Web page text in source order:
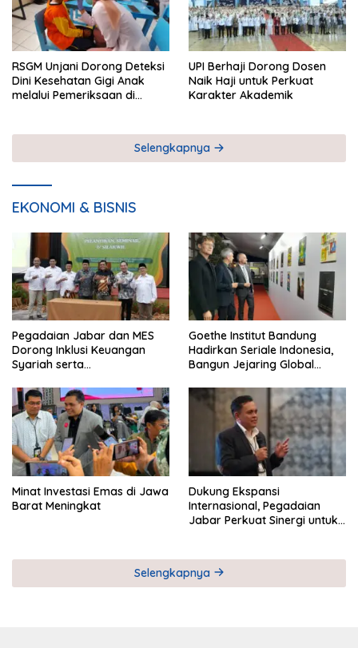
RSGM Unjani Dorong Deteksi
Dini Kesehatan Gigi Anak
melalui Pemeriksaan di
UPI Berhaji Dorong Dosen
Naik Haji untuk Perkuat
Karakter Akademik
Selengkapnya
EKONOMI & BISNIS
Pegadaian Jabar dan MES
Dorong Inklusi Keuangan
Syariah serta
Goethe Institut Bandung
Hadirkan Seriale Indonesia,
Bangun Jejaring Global
Minat Investasi Emas di Jawa
Barat Meningkat
Dukung Ekspansi
Internasional, Pegadaian
Jabar Perkuat Sinergi untuk
Selengkapnya